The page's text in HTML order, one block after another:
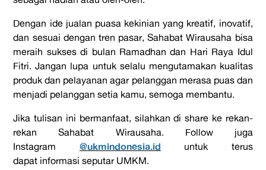
Dengan ide jualan puasa kekinian yang kreatif, inovatif,
dan sesuai dengan tren pasar, Sahabat Wirausaha bisa
meraih sukses di bulan Ramadhan dan Hari Raya Idul
Fitri. Jangan lupa untuk selalu mengutamakan kualitas
produk dan pelayanan agar pelanggan merasa puas dan
menjadi pelanggan setia kamu, semoga membantu.
Jika tulisan ini bermanfaat, silahkan di share ke rekan-
rekan Sahabat Wirausaha. Follow juga
Instagram
@ukmindonesia.id
untuk terus
dapat informasi seputar UMKM.